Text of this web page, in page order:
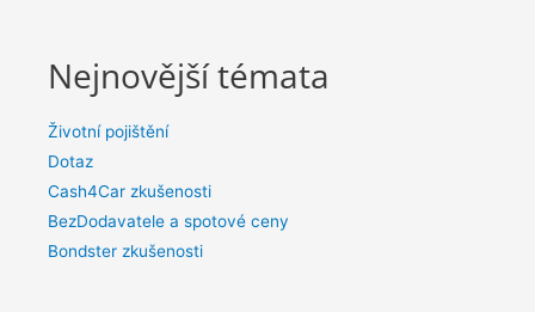
Nejnovější témata
Životní pojištění
Dotaz
Cash4Car zkušenosti
BezDodavatele a spotové ceny
Bondster zkušenosti